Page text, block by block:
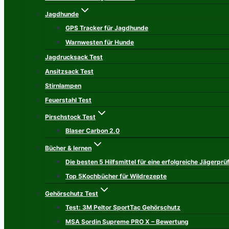
Jagdhunde
GPS Tracker für Jagdhunde
Warnwesten für Hunde
Jagdrucksack Test
Ansitzsack Test
Stirnlampen
Feuerstahl Test
Pirschstock Test
Blaser Carbon 2.0
Bücher & lernen
Die besten 5 Hilfsmittel für eine erfolgreiche
Top 5Kochbücher für Wildrezepte
Gehörschutz Test
Test: 3M Peltor SportTac Gehörschutz
MSA Sordin Supreme PRO X – Bewertung